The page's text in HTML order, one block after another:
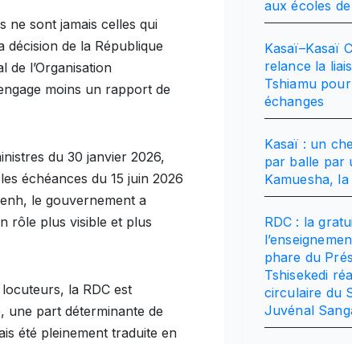
ne sont jamais celles qui
décision de la République
de l’Organisation
moins un rapport de
du 30 janvier 2026,
échéances du 15 juin 2026
le gouvernement a
rôle plus visible et plus
la RDC est
une part déterminante de
été pleinement traduite en
aux écoles
Kasaï–Kasaï
relance la
Tshiamu
échanges
Kasaï : un
par balle par
Kamuesha,
RDC : la
phare du
Tshisekedi
circulaire du
Juvénal